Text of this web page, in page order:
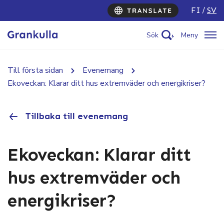
FI SV
Sök Meny
Till första sidan
Evenemang
Ekoveckan: Klarar ditt hus extremväder och energikriser?
Tillbaka till evenemang
Ekoveckan: Klarar ditt
hus extremväder och
energikriser?